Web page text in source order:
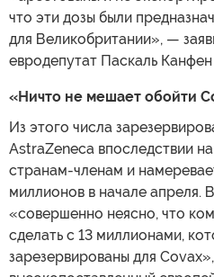
что эти дозы были
для Великобритании», —
евродепутат Паскаль
«Ничто не мешает обойти
Из этого числа
AstraZeneca впоследствии
странам-членам и
миллионов в начале апреля.
«совершенно неясно, что
сделать с 13 миллионами,
зарезервированы для